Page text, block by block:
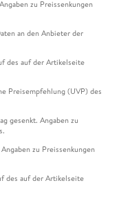
zu Preissenkungen
an den Anbieter der
des auf der Artikelseite
Preisempfehlung (UVP) des
gesenkt. Angaben zu
zu Preissenkungen
des auf der Artikelseite